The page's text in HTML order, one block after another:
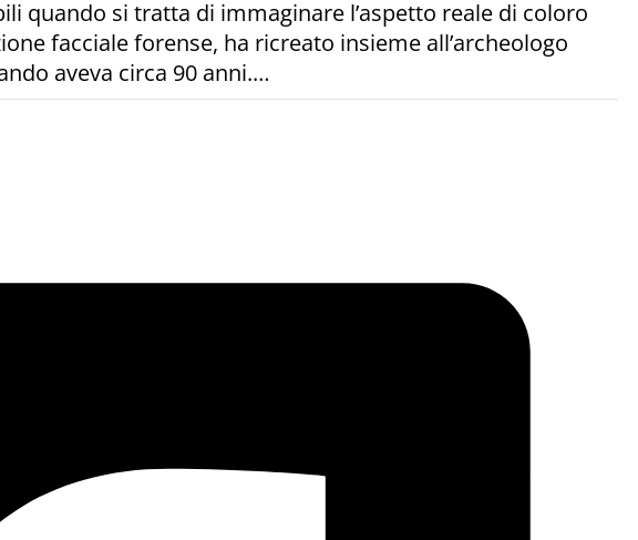
quando si tratta di immaginare l’aspetto reale di coloro
facciale forense, ha ricreato insieme all’archeologo
aveva circa 90 anni.…